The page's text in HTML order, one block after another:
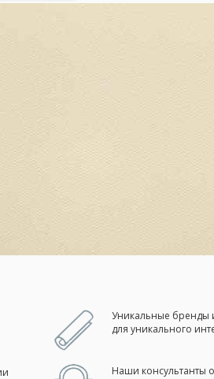
Уникальные бренды
для уникального
Наши консультанты